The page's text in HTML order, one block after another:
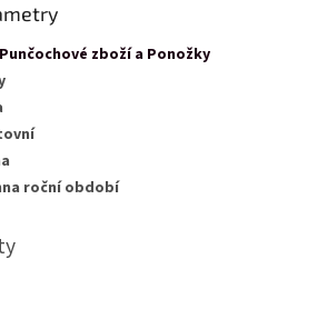
zboží a Ponožky
roční období